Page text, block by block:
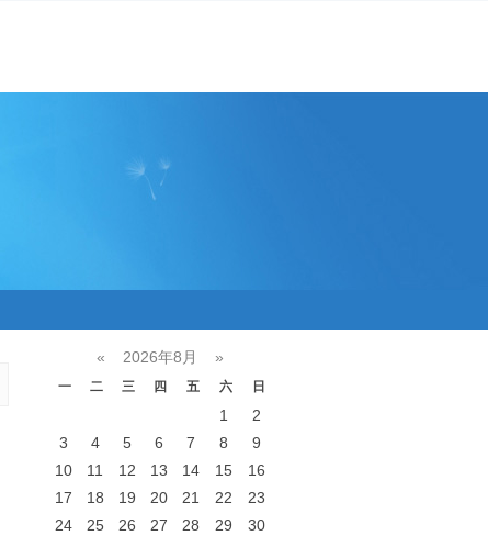
« 2026年8月 »
一 二 三 四 五 六 日
1
2
3
4 5 6 7 8
9
10
11 12 13 14 15
16
17
18 19 20 21 22
23
24
25 26 27 28 29
30